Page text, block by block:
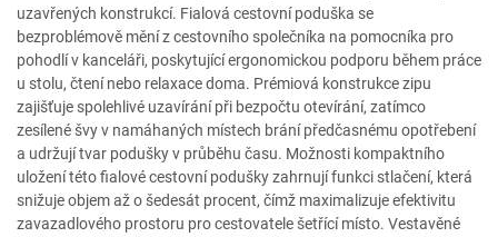
uzavřených konstrukcí. Fialová cestovní poduška se
bezproblémově mění z cestovního společníka na pomocníka pro
pohodlí v kanceláři, poskytující ergonomickou podporu během práce
u stolu, čtení nebo relaxace doma. Prémiová konstrukce zipu
zajišťuje spolehlivé uzavírání při bezpočtu otevírání, zatímco
zesílené švy v namáhaných místech brání předčasnému opotřebení
a udržují tvar podušky v průběhu času. Možnosti kompaktního
uložení této fialové cestovní podušky zahrnují funkci stlačení, která
snižuje objem až o šedesát procent, čímž maximalizuje efektivitu
zavazadlového prostoru pro cestovatele šetřící místo. Vestavěné